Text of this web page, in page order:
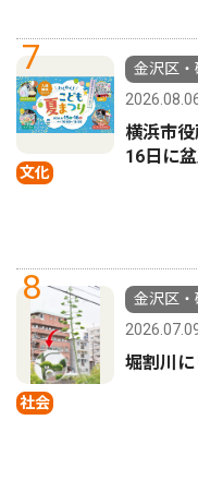
7
文化
金沢区
横浜市
16日に
8
社会
金沢区
堀割川